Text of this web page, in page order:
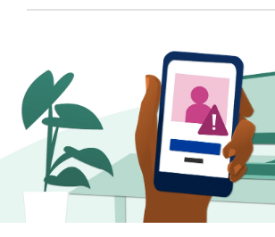
Comment repérer les fausses
sur Indeed
Comment signaler des fausses
candidatures sur Indeed
Comment protéger votre
Bonnes pratiques pour réduire
candidatures